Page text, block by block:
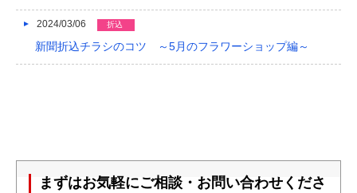
2024/03/06 折込
新聞折込チラシのコツ ～5月のフラワーショップ編～
まずはお気軽にご相談・お問い合わせくださ